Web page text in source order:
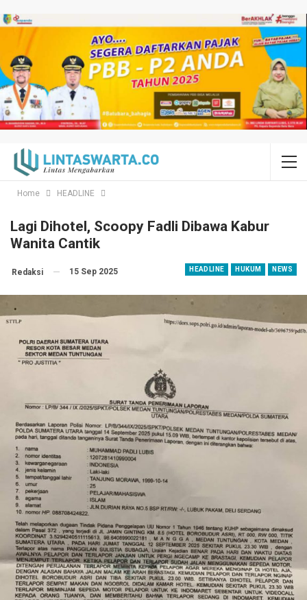
Home HEADLINE
Lagi Dihotel, Scoopy Fadli Dibawa Kabur
Wanita Cantik
HEADLINE HUKUM NEWS
Redaksi 15 Sep 2025